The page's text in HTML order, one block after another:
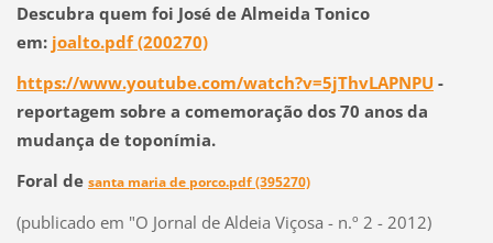
Descubra quem foi José de Almeida Tonico
em: joalto.pdf (200270)
https://www.youtube.com/watch?v=5jThvLAPNPU -
reportagem sobre a comemoração dos 70 anos da
mudança de toponímia.
Foral de santa maria de porco.pdf (395270)
(publicado em "O Jornal de Aldeia Viçosa - n.º 2 - 2012)